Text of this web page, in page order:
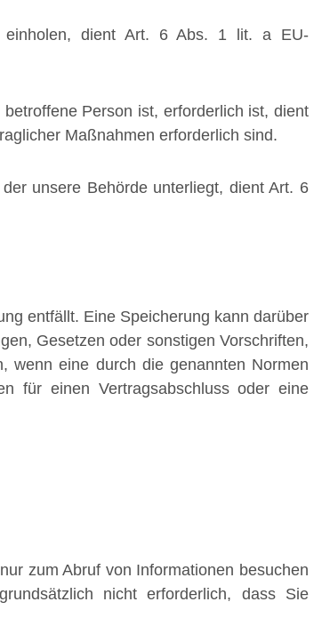
einholen, dient Art. 6 Abs. 1 lit. a EU-
Person ist, erforderlich ist, dient
Maßnahmen erforderlich sind.
unsere Behörde unterliegt, dient Art. 6
entfällt. Eine Speicherung kann darüber
Gesetzen oder sonstigen Vorschriften,
wenn eine durch die genannten Normen
für einen Vertragsabschluss oder eine
zum Abruf von Informationen besuchen
nicht erforderlich, dass Sie